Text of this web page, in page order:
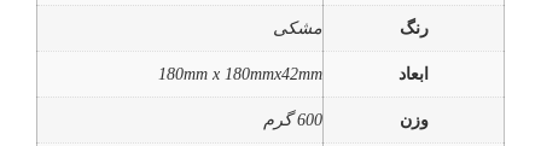
رنگ مشکی
ابعاد 180mm x 180mmx42mm
وزن 600 گرم